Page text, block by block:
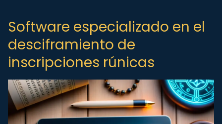
Software especializado en el
desciframiento de
inscripciones rúnicas